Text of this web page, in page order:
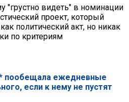
"грустно видеть" в номинации
проект, который
политический акт, но никак
по критериям
пообещала ежедневные
если к нему не пустят